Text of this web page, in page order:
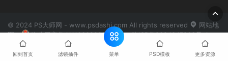
© 2024 PS大师网 - www.psdashi.com All rights reserved
网站地
图
豫公网安备41110002000302号 豫ICP备2024047263号-1
回到首页 滤镜插件 菜单 PSD模板 更多资源